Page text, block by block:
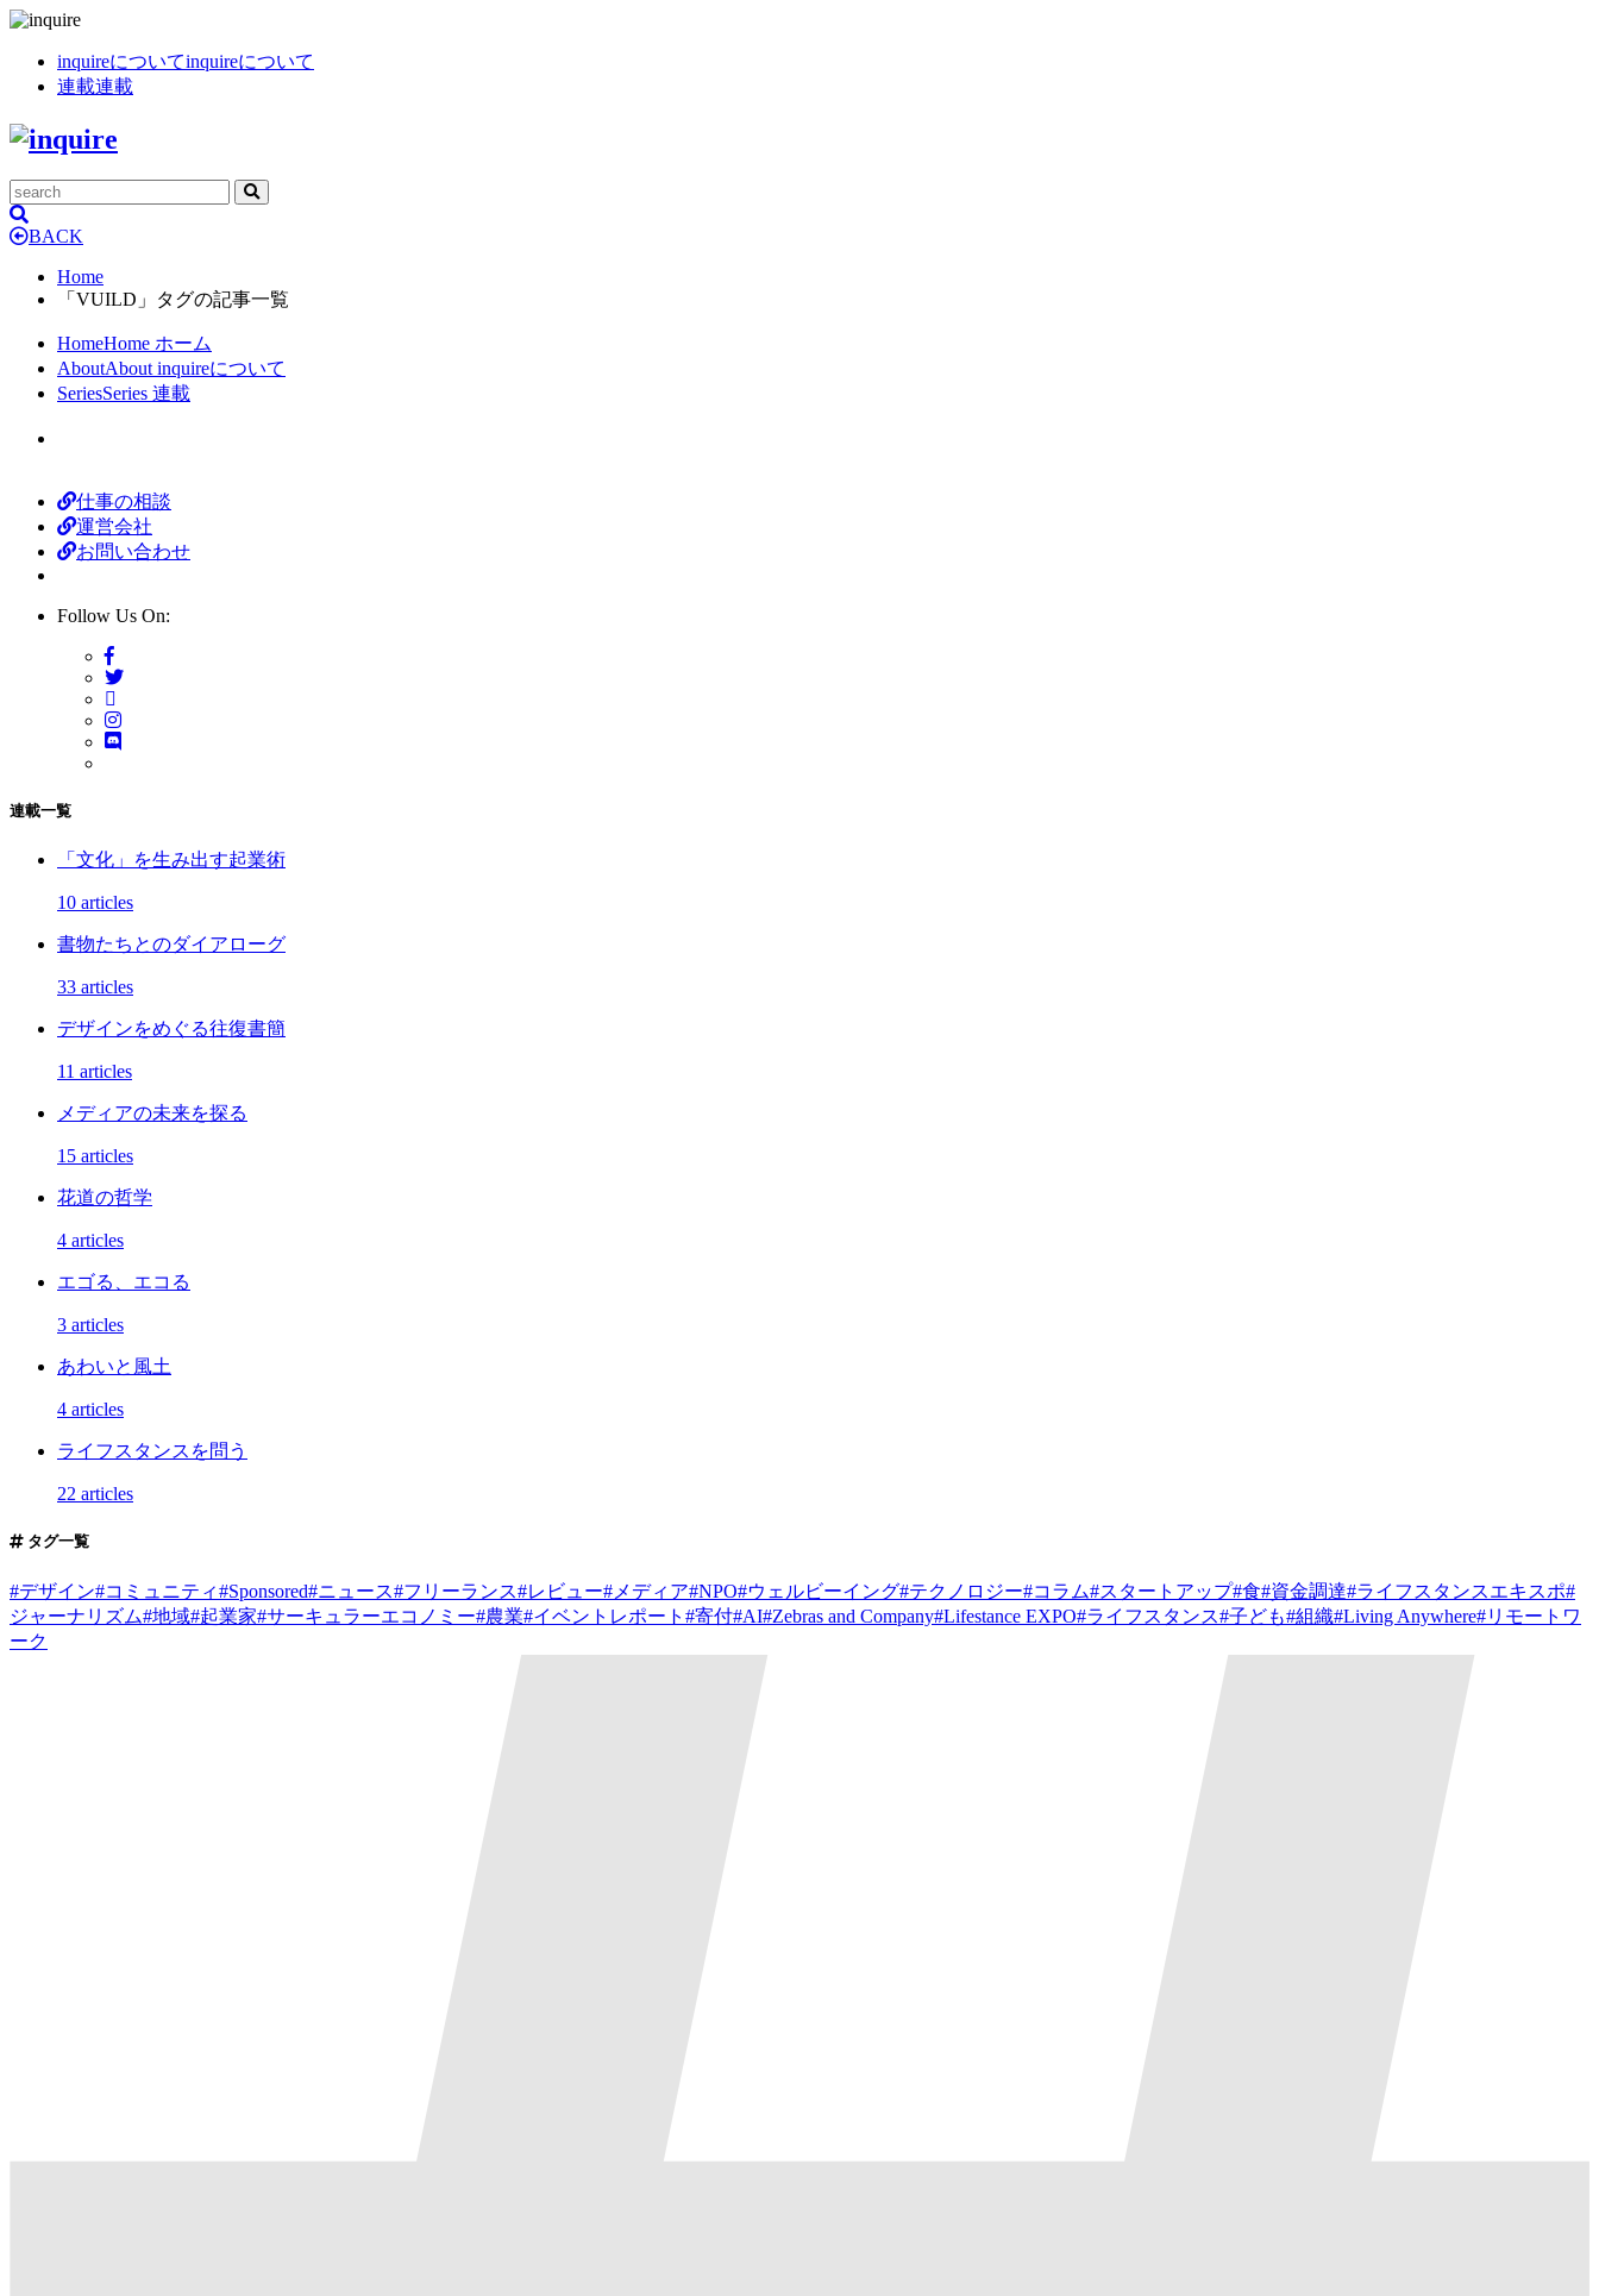
inquireについてinquireについて
連載連載
BACK
Home
「VUILD」タグの記事一覧
HomeHome ホーム
AboutAbout inquireについて
SeriesSeries 連載
仕事の相談
運営会社
お問い合わせ
Follow Us On:
連載一覧
「文化」を生み出す起業術
10 articles
書物たちとのダイアローグ
33 articles
デザインをめぐる往復書簡
11 articles
メディアの未来を探る
15 articles
花道の哲学
4 articles
エゴる、エコる
3 articles
あわいと風土
4 articles
ライフスタンスを問う
22 articles
タグ一覧
#デザイン#コミュニティ#Sponsored#ニュース#フリーランス#レビュー# メディア#NPO#ウェルビーイング#テクノロジー#コラム#スタートアップ#食#資金調達#ライフスタンスエキスポ#
ジャーナリズム#地域#起業家#サーキュラーエコノミー#農業#イベントレポート #寄付#AI#Zebras and Company#Lifestance EXPO#ライフスタンス#子ども#組織#Living Anywhere#リモートワ
ーク